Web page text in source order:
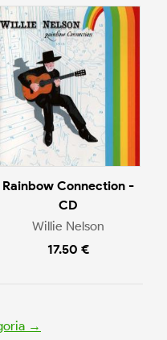
Rainbow Connection -
CD
Willie Nelson
17.50 €
→